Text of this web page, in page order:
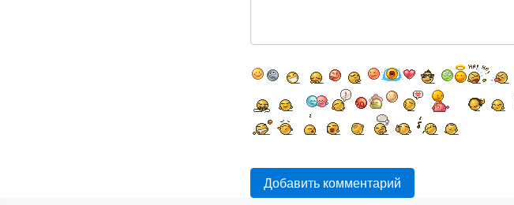
Добавить комментарий